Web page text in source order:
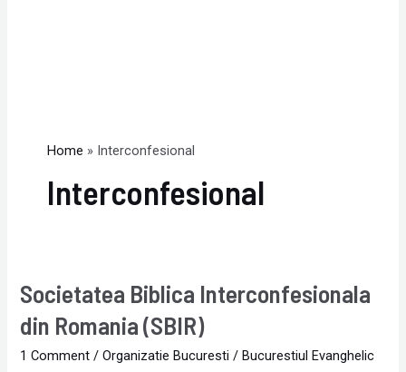
Home Interconfesional
Interconfesional
Societatea Biblica Interconfesionala
din Romania (SBIR)
1 Comment /Organizatie Bucuresti /Bucurestiul Evanghelic
Societatea
Biblica
Interconfesionala
din